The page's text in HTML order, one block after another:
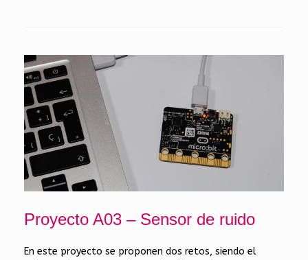
Proyecto A03 – Sensor de ruido
En este proyecto se proponen dos retos, siendo el